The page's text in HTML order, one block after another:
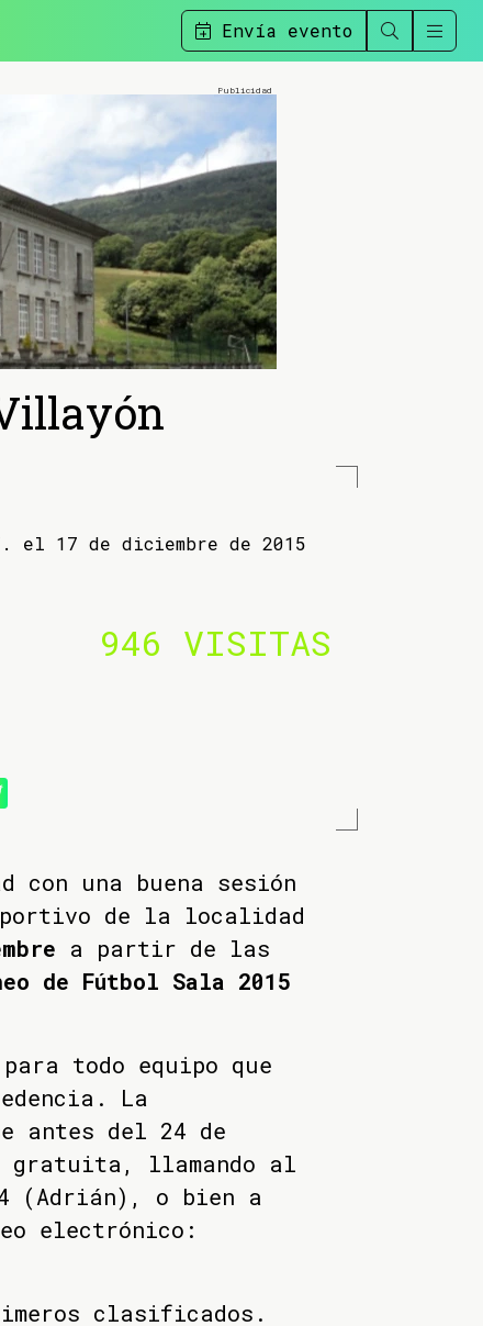
Envía evento
el 17 de diciembre de 2015
946 VISITAS
con una buena sesión
de la localidad
a partir de las
de Fútbol Sala 2015
todo equipo que
La
antes del 24 de
gratuita, llamando al
(Adrián), o bien a
electrónico:
clasificados.